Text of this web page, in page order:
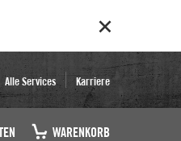
Alle Services Karriere
WARENKORB